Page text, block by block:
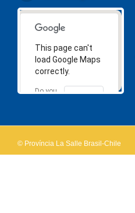
This page can't
load Google Maps
correctly.
Do you
OK
© Província La Salle Brasil-Chile